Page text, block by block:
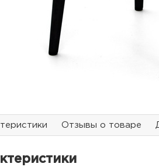
Отзывы о товаре